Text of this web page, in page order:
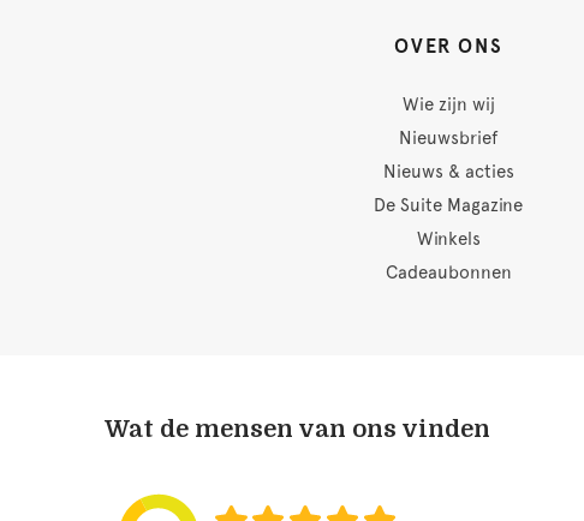
OVER ONS
Wie zijn wij
Nieuwsbrief
Nieuws & acties
De Suite Magazine
Winkels
Cadeaubonnen
Wat de mensen van ons vinden